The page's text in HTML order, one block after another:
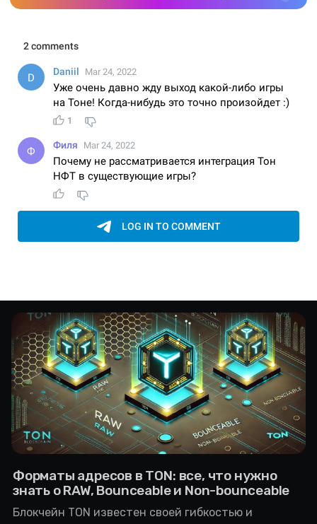
Форматы адресов в TON: все, что нужно
знать о RAW, Bounceable и Non-bounceable
Блокчейн TON известен своей гибкостью и